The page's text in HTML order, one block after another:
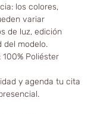
los colores,
variar
de luz, edición
del modelo.
Poliéster
y agenda tu cita